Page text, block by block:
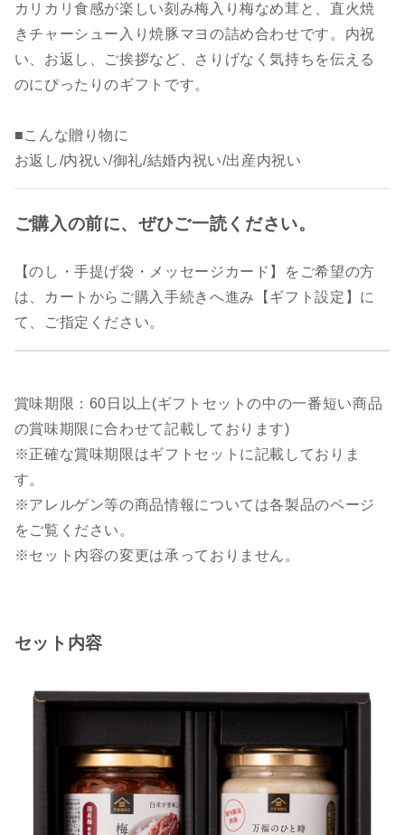
カリカリ食感が楽しい刻み梅入り梅なめ茸と、直火焼
きチャーシュー入り焼豚マヨの詰め合わせです。内祝
い、お返し、ご挨拶など、さりげなく気持ちを伝える
のにぴったりのギフトです。
■こんな贈り物に
お返し/内祝い/御礼/結婚内祝い/出産内祝い
ご購入の前に、ぜひご一読ください。
【のし・手提げ袋・メッセージカード】をご希望の方
は、カートからご購入手続きへ進み【ギフト設定】に
て、ご指定ください。
賞味期限：60日以上(ギフトセットの中の一番短い商品
の賞味期限に合わせて記載しております)
※正確な賞味期限はギフトセットに記載しておりま
す。
※アレルゲン等の商品情報については各製品のページ
をご覧ください。
※セット内容の変更は承っておりません。
セット内容